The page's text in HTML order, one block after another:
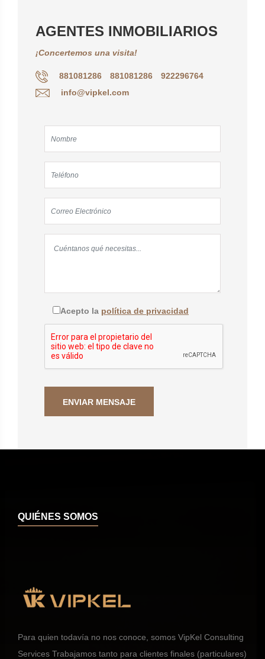
AGENTES INMOBILIARIOS
¡Concertemos una visita!
881081286 881081286
922296764
info@vipkel.com
Acepto la política de privacidad
QUIÉNES SOMOS
Para quien todavía no nos conoce, somos VipKel Consulting
Services Trabajamos tanto para clientes finales (particulares)